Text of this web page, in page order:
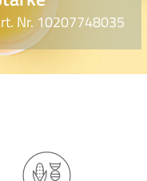
Nr. 10207748035